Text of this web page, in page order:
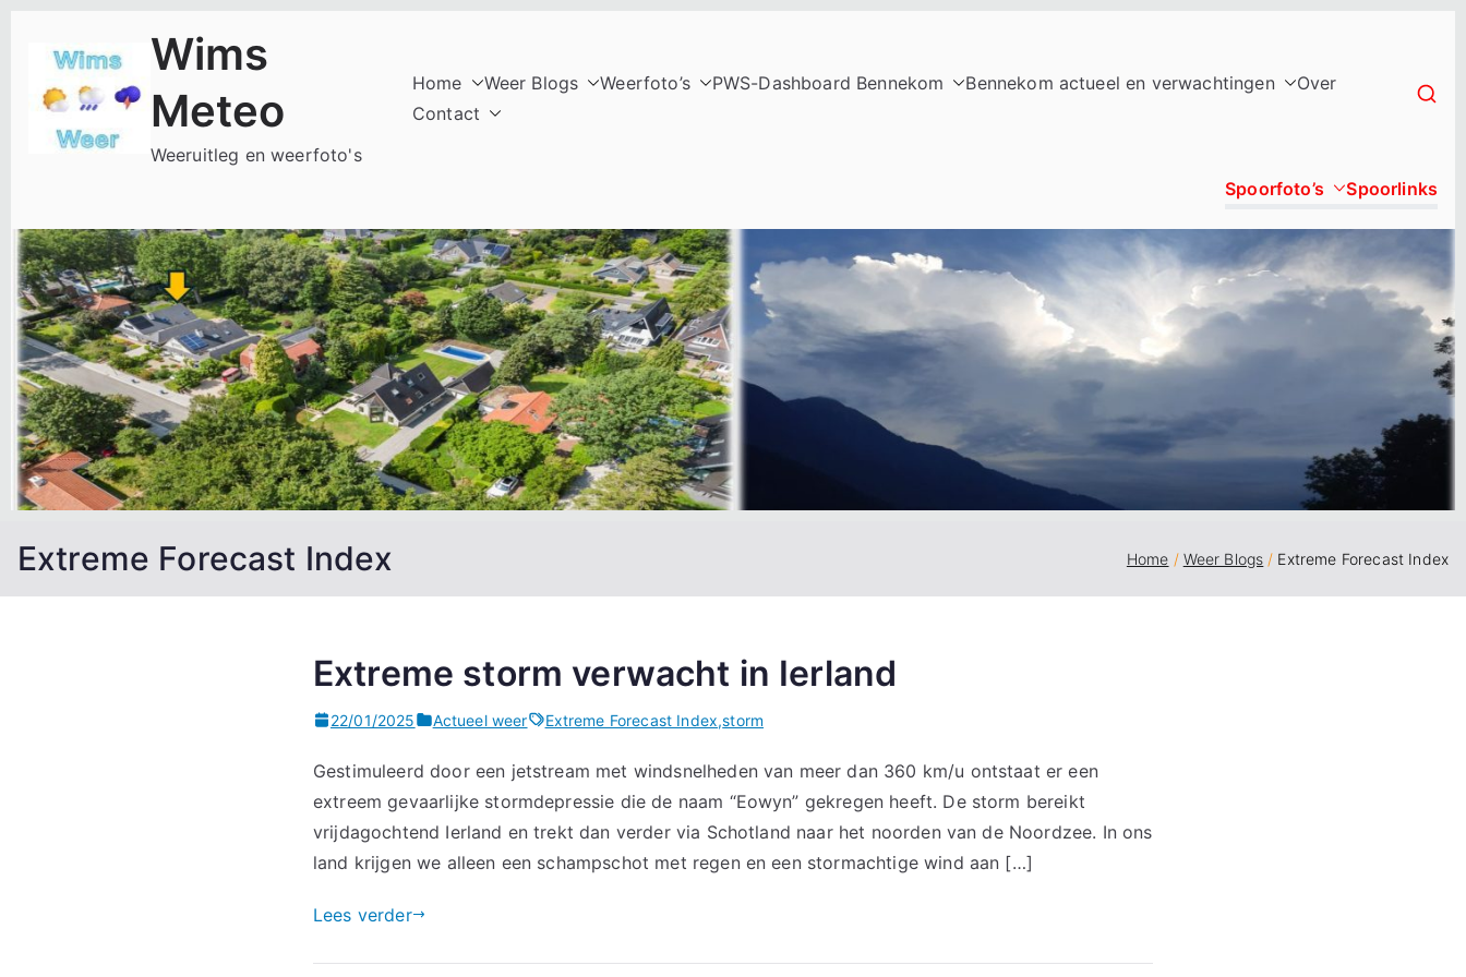
inhoud
Wims
Meteo
Weeruitleg en weerfoto's
Home Weer Blogs Weerfoto’s PWS-Dashboard Bennekom Bennekom actueel en verwachtingen
Over
Contact
Spoorfoto’s Spoorlinks
Extreme Forecast Index Home Weer Blogs Extreme Forecast Index
Extreme storm verwacht in Ierland
22/01/2025 Actueel weer Extreme Forecast Index,storm
Gestimuleerd door een jetstream met windsnelheden van meer dan 360 km/u ontstaat er een
extreem gevaarlijke stormdepressie die de naam “Eowyn” gekregen heeft. De storm bereikt
vrijdagochtend Ierland en trekt dan verder via Schotland naar het noorden van de Noordzee. In ons
land krijgen we alleen een schampschot met regen en een stormachtige wind aan […]
Lees verder